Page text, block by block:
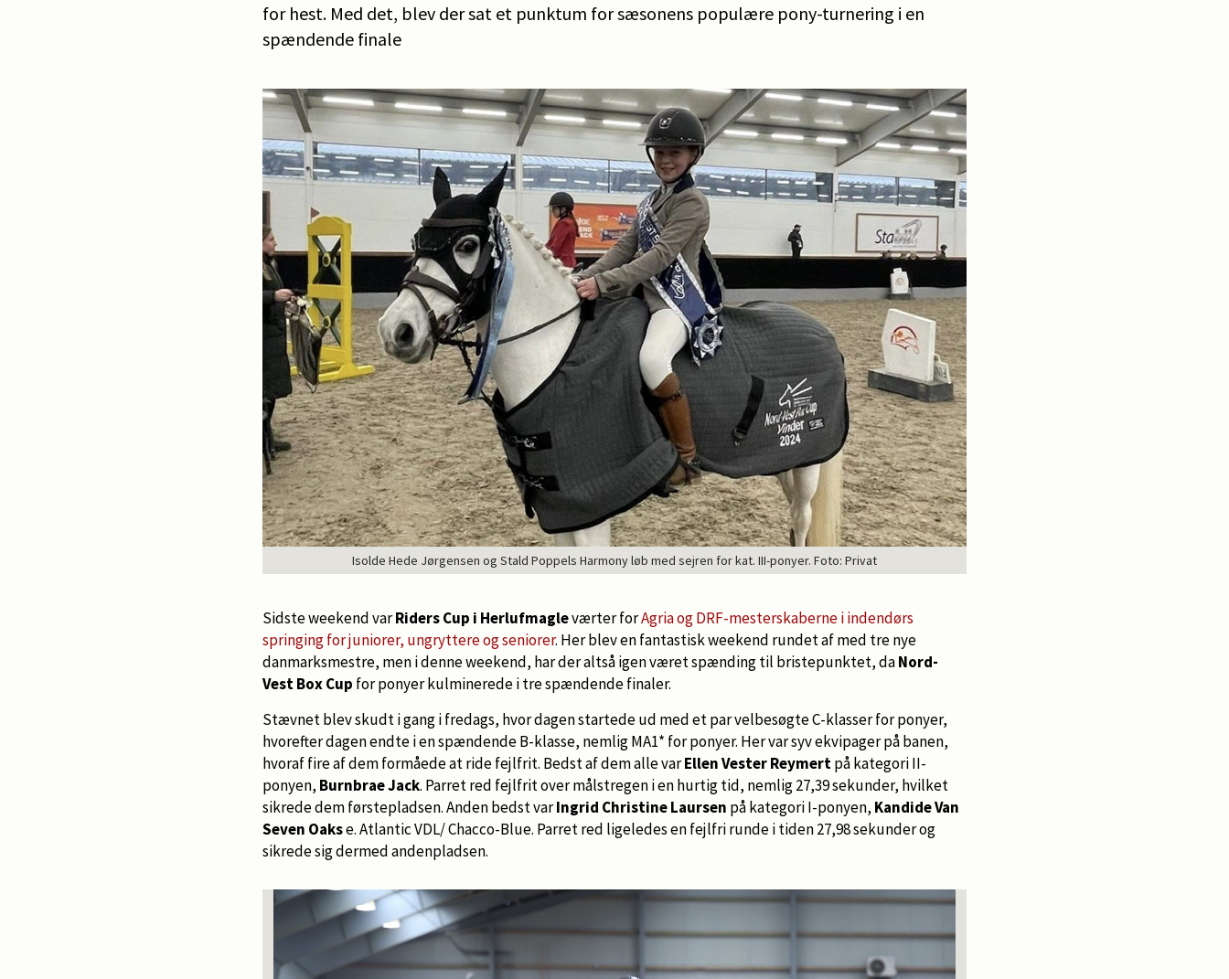
for hest. Med det, blev der sat et punktum for sæsonens populære pony-turnering i en
spændende finale
Isolde Hede Jørgensen og Stald Poppels Harmony løb med sejren for kat. III-ponyer. Foto: Privat
Sidste weekend varRiders Cup i Herlufmagleværter forAgria og DRF-mesterskaberne i indendørs
springing for juniorer, ungryttere og seniorer. Her blev en fantastisk weekend rundet af med tre nye
danmarksmestre, men i denne weekend, har der altså igen været spænding til bristepunktet, daNord-
Vest Box Cup for ponyer kulminerede i tre spændende finaler.
Stævnet blev skudt i gang i fredags, hvor dagen startede ud med et par velbesøgte C-klasser for ponyer,
hvorefter dagen endte i en spændende B-klasse, nemlig MA1* for ponyer. Her var syv ekvipager på banen,
hvoraf fire af dem formåede at ride fejlfrit. Bedst af dem alle varEllen Vester Reymertpå kategori II-
ponyen, Burnbrae Jack. Parret red fejlfrit over målstregen i en hurtig tid, nemlig 27,39 sekunder, hvilket
sikrede dem førstepladsen. Anden bedst varIngrid Christine Laursen på kategori I-ponyen, Kandide Van
Seven Oakse. Atlantic VDL/ Chacco-Blue. Parret red ligeledes en fejlfri runde i tiden 27,98 sekunder og
sikrede sig dermed andenpladsen.